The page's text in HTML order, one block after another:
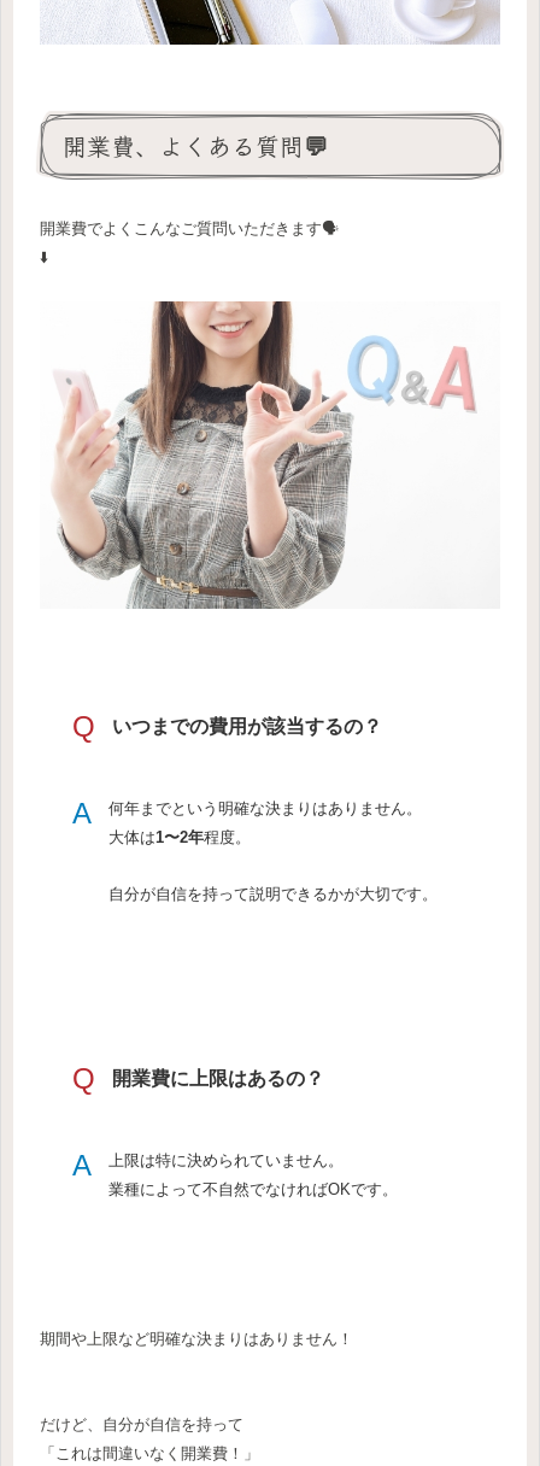
開業費、よくある質問💬
開業費でよくこんなご質問いただきます🗣️
⬇️
Q いつまでの費用が該当するの？
A
何年までという明確な決まりはありません。
大体は1〜2年程度。
自分が自信を持って説明できるかが大切です。
Q 開業費に上限はあるの？
A
上限は特に決められていません。
業種によって不自然でなければOKです。
期間や上限など明確な決まりはありません！
だけど、自分が自信を持って
「これは間違いなく開業費！」